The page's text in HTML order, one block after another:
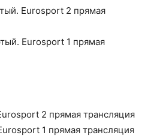
Eurosport 2 прямая
Eurosport 1 прямая
2 прямая трансляция
1 прямая трансляция